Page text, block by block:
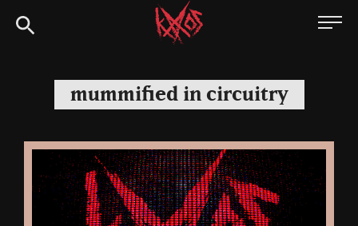
Siirry
suoraan
Kaaoszine
mummified in circuitry